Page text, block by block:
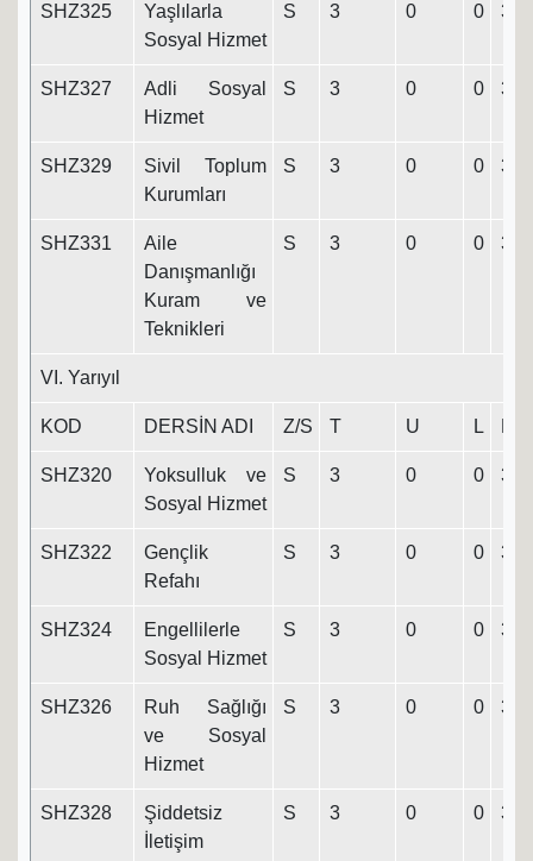
SHZ325
Yaşlılarla
Sosyal Hizmet
S 3 0 0 3
SHZ327
Adli Sosyal
Hizmet
S 3 0 0 3
SHZ329
Sivil Toplum
Kurumları
S 3 0 0 3
SHZ331
Aile
Danışmanlığı
Kuram ve
Teknikleri
S 3 0 0 3
VI. Yarıyıl
KOD DERSİN ADI Z/S T U L
SHZ320
Yoksulluk ve
Sosyal Hizmet
S 3 0 0 3
SHZ322
Gençlik
Refahı
S 3 0 0 3
SHZ324
Engellilerle
Sosyal Hizmet
S 3 0 0 3
SHZ326
Ruh Sağlığı
ve Sosyal
Hizmet
S 3 0 0 3
SHZ328
Şiddetsiz
İletişim
S 3 0 0 3